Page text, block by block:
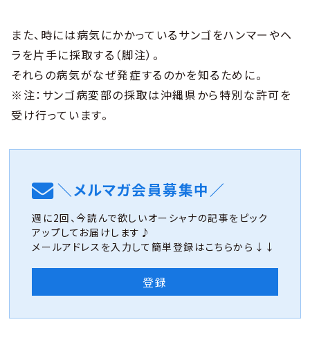
また、時には病気にかかっているサンゴをハンマーやヘ
ラを片手に採取する（脚注）。
それらの病気がなぜ発症するのかを知るために。
※注：サンゴ病変部の採取は沖縄県から特別な許可を
受け行っています。
＼メルマガ会員募集中／
週に2回、今読んで欲しいオーシャナの記事をピック
アップしてお届けします♪
メールアドレスを入力して簡単登録はこちらから↓↓
登録